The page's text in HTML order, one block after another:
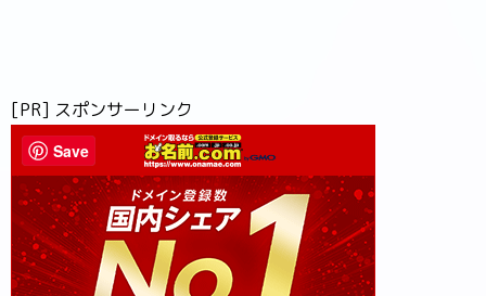
[PR] スポンサーリンク
Save